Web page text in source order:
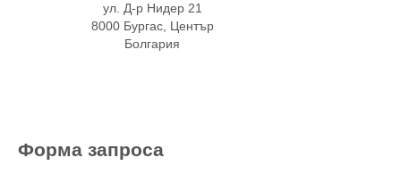
ул. Д-р Нидер 21
8000 Бургас, Център
Болгария
Форма запроса